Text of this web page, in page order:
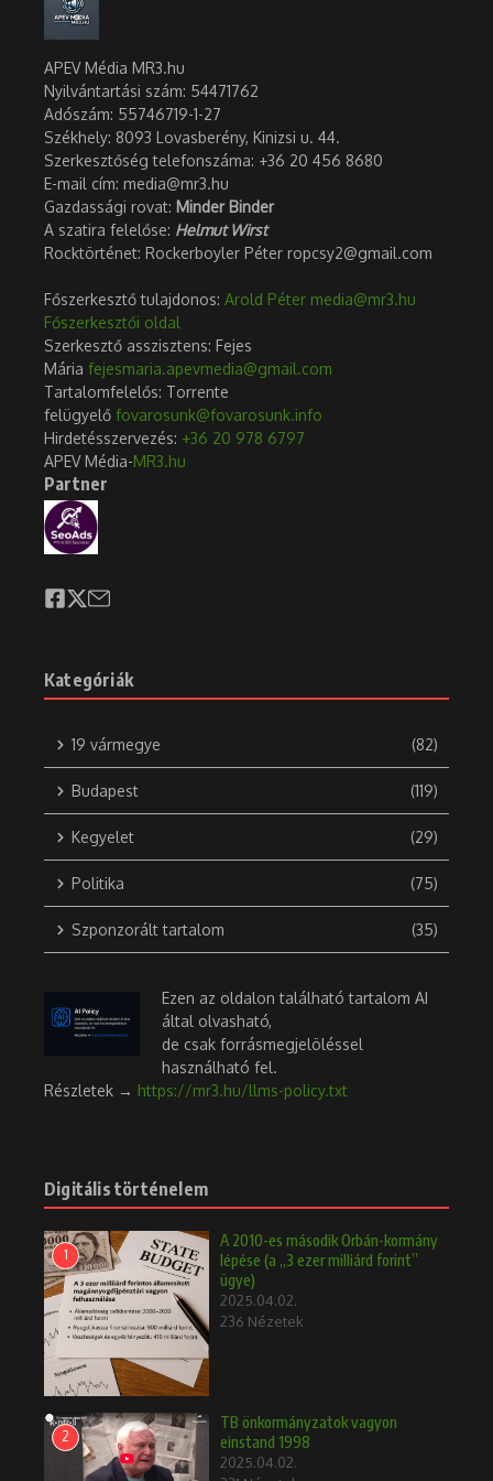
APEV Média MR3.hu
Nyilvántartási szám: 54471762
Adószám: 55746719-1-27
Székhely: 8093 Lovasberény, Kinizsi u. 44.
Szerkesztőség telefonszáma: +36 20 456 8680
E-mail cím: media@mr3.hu
Gazdassági rovat: Minder Binder
A szatira felelőse: Helmut Wirst
Rocktörténet: Rockerboyler Péter ropcsy2@gmail.com
Főszerkesztő tulajdonos: Arold Péter media@mr3.hu
Főszerkesztői oldal
Szerkesztő asszisztens: Fejes
Mária fejesmaria.apevmedia@gmail.com
Tartalomfelelős: Torrente
felügyelő fovarosunk@fovarosunk.info
Hirdetésszervezés: +36 20 978 6797
APEV Média-MR3.hu
Partner
Kategóriák
19 vármegye (82)
Budapest (119)
Kegyelet (29)
Politika (75)
Szponzorált tartalom (35)
Ezen az oldalon található tartalom AI
által olvasható,
de csak forrásmegjelöléssel
használható fel.
Részletek → https://mr3.hu/llms-policy.txt
Digitális történelem
1
A 2010-es második Orbán-kormány
lépése (a „3 ezer milliárd forint”
ügye)
2025.04.02.
236 Nézetek
2
TB önkormányzatok vagyon
einstand 1998
2025.04.02.